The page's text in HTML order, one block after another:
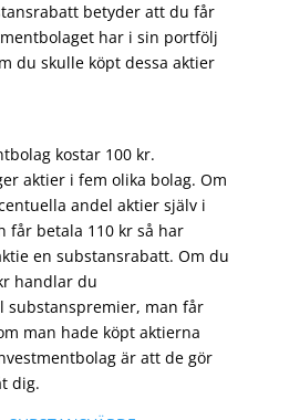
betyder att du får
har i sin portfölj
du skulle köpt dessa aktier
kostar 100 kr.
aktier i fem olika bolag. Om
andel aktier själv i
får betala 110 kr så har
en substansrabatt. Om du
handlar du
substanspremier, man får
man hade köpt aktierna
är att de gör
dig.